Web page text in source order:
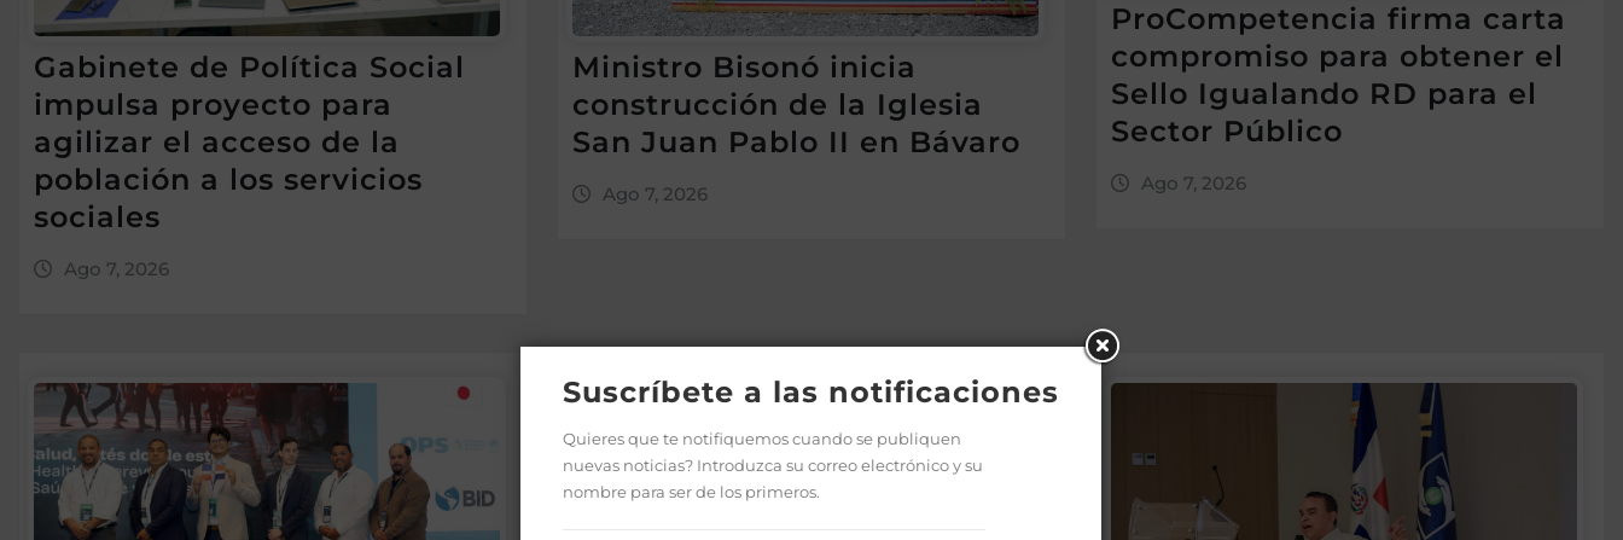
Gabinete de Política Social
impulsa proyecto para
agilizar el acceso de la
población a los servicios
sociales
Ago 7, 2026
Ministro Bisonó inicia
construcción de la Iglesia
San Juan Pablo II en Bávaro
Ago 7, 2026
ProCompetencia firma carta
compromiso para obtener el
Sello Igualando RD para el
Sector Público
Ago 7, 2026
Suscríbete a las notificaciones
Quieres que te notifiquemos cuando se publiquen
nuevas noticias? Introduzca su correo electrónico y su
nombre para ser de los primeros.